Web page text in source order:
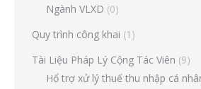
Ngành VLXD (0)
Quy trình công khai (1)
Tài Liệu Pháp Lý Cộng Tác Viên (9)
Hổ trợ xử lý thuế thu nhập cá